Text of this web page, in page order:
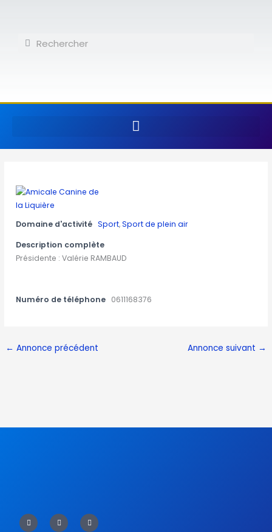
contenuRechercher
Rechercher
Domaine d'activité Sport,Sport de plein air
Description complète
Présidente : Valérie RAMBAUD
Numéro de téléphone 0611168376
← Annonce précédent Annonce suivant →
a
c
w
i
o
u